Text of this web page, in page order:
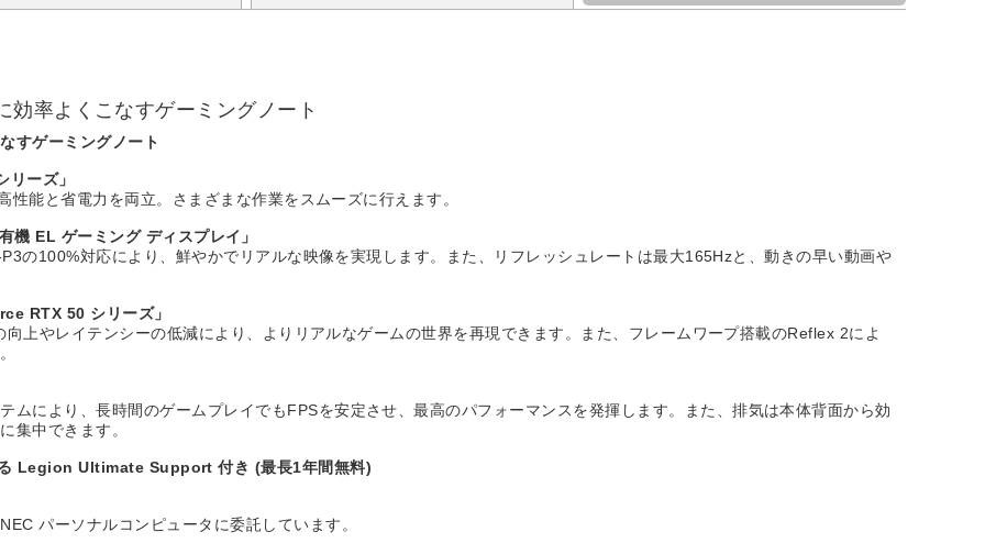
率よくこなすゲーミングノート
すゲーミングノート
ーズ」
能と省電力を両立。さまざまな作業をスムーズに行えます。
EL ゲーミング ディスプレイ」
の100%対応により、鮮やかでリアルな映像を実現します。また、リフレッシュレートは最大165Hzと、動きの早い動画や
RTX 50 シリーズ」
上やレイテンシーの低減により、よりリアルなゲームの世界を再現できます。また、フレームワープ搭載のReflex 2によ
ムにより、長時間のゲームプレイでもFPSを安定させ、最高のパフォーマンスを発揮します。また、排気は本体背面から効
集中できます。
Legion Ultimate Support 付き (最長1年間無料)
パーソナルコンピュータに委託しています。